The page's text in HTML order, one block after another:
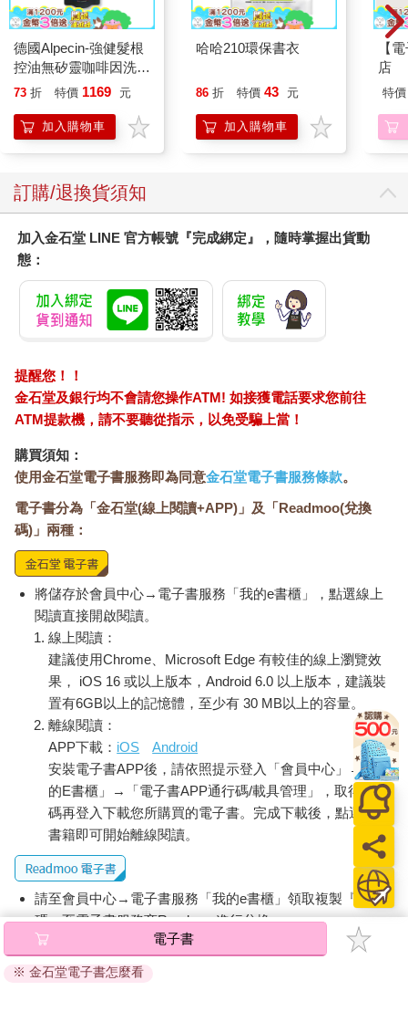
的理解仍舊淺薄。
數世紀以來，人們只將脂肪視為儲存多餘卡路里的物質，普遍觀
念是吃太多就會胖，不吃就會變瘦。如今，全球各地的無數研究
都指出脂肪不僅是油脂，還是個隨時都在變化、能與其他身體組
織交互作用的內分泌器官，具有攸關生死的影響力。胎兒打從在
子宮中時，體內就存在脂肪，其重要性可見一斑。當孕期到了第
十四週，胚胎會在身體其他系統開始運作前便生成脂肪。脂肪掌
動（細節將在後續章節詳述）。這解釋了人體為何透過各種方式
合成脂肪，甚至無所不用其極地阻撓任何意圖擺脫它的作為。
自古以來，科學家便亟欲了解脂肪，目前已知最晚在古希臘時期
就有相關研究。當時醫界認為脂肪是種血塊混合物，好發於體質
偏寒的女性。有人推論脂肪是由人體多餘的乳汁或精液等液體轉
換而成，因此男性一旦過胖就會不孕。西方醫學之父希波克拉底
（Hippocrates）曾在著作中將脂肪視為身體內的「濕質」，若未
妥善處理可能會導致性無能。
脂肪由液體物質形成的觀念流傳多年，不過早期某些學者與醫生
指出，脂肪與食物及能量有關。希臘醫生蓋倫（Galen）曾宣稱，
運動可以讓「體型龐大的男人瘦到一般人的身材」。亨利八世的
御醫安德魯．布爾德（Andrew Boorde）將國王的肥胖歸咎於飲
用過量甜酒。古代的脂肪研究也理所當然地將其與食物和運動連
結。直到十七世紀中期顯微鏡問世，人類對脂肪才有了進一步認
一六七○年代，安東尼．范．雷文霍克（Antonie van
Leeuwenhoek）發明了放大倍率高於二百倍的顯微鏡。之後，歐
洲科學家利用這種顯微鏡檢視人體內的液態物質、植物元素、動
物器官及任何能放入載玻片觀察的事物。令他們大感意外的是，
植物與動物實際上均由微小囊泡構成，這些囊狀結構後來正名為
「細胞」，並理論化為生物體內尺寸最小的活性成分。科學家深
入研究發現，細胞各自獨立卻也互有連結，是構成器官的基礎物
質。他們將脂肪置於顯微鏡底下觀察，也發現其中包含了細胞。
脂肪細胞的特別之處在於能夠儲存大量脂肪，可推擠其他細胞內
容物，將容量擴張超過一千倍。
十七世紀的細胞理論到了十九世紀由分子理論進一步推展。一八
七四年，法國科學家希爾多．高布利（Theodore Gobley）解析脂
肪分子的結構，指出它其實只是長串的碳原子鏈。之後，學界發
現更多不同類型的脂肪分子，並將這些分子統稱為「脂質」。
根據這些研究發現，科學界得以進行身體脂肪結構的分類。簡單
來說，脂肪是脂肪細胞所構成的組織，可儲存數百萬個負責供應
能量的脂肪分子。
隨著時間推移，學者慢慢發現脂肪組織不只包含脂肪。包覆著人
體的柔軟外層平均只有四分之三為脂肪，其餘則是由負責支撐這
層外層的膠原纖維、靜脈和神經、血液、肌肉、幹細胞及免疫細
德國Alpecin-強健髮根
控油無矽靈咖啡因洗髮
凝露375ml/瓶-C1強健
調理頭皮洗髮液/0矽靈
滋潤洗頭髮水/一般髮
73 折 特價 1169 元
加入購物車
哈哈210環保書衣
86 折 特價 43 元
加入購物車
【
店
特價
訂購/退換貨須知
加入金石堂 LINE 官方帳號『完成綁定』，隨時掌握出貨動
態：
提醒您！！
金石堂及銀行均不會請您操作ATM! 如接獲電話要求您前往
ATM提款機，請不要聽從指示，以免受騙上當！
購買須知：
使用金石堂電子書服務即為同意金石堂電子書服務條款。
電子書分為「金石堂(線上閱讀+APP)」及「Readmoo(兌換
碼)」兩種：
將儲存於會員中心→電子書服務「我的e書櫃」，點選線上
閱讀直接開啟閱讀。
線上閱讀：
建議使用Chrome、Microsoft Edge 有較佳的線上瀏覽效
果， iOS 16 或以上版本，Android 6.0 以上版本，建議裝
置有6GB以上的記憶體，至少有 30 MB以上的容量。
離線閱讀：
APP下載： iOS
Android
安裝電子書APP後，請依照提示登入「會員中心」→「我
的E書櫃」→「電子書APP通行碼/載具管理」，取得通行
碼再登入下載您所購買的電子書。完成下載後，點選任一
書籍即可開始離線閱讀。
請至會員中心→電子書服務「我的e書櫃」領取複製『兌換
碼』至電子書服務商Readmoo進行兌換。
退換貨須知：
因版權保護，您在金石堂所購買的電子書僅能以金石堂專屬
電子書
※ 金石堂電子書怎麼看